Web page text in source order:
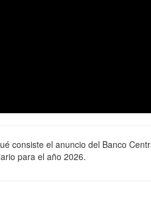
consiste el anuncio del Banco
para el año 2026.